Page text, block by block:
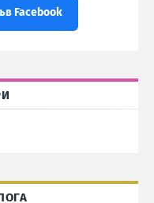
Facebook